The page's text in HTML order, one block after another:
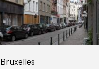
Bruxelles